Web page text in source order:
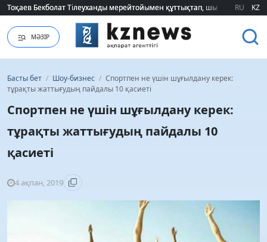
Тоқаев Бекболат Тілеуханды мерейтойымен құттықтап, шығармашылық
Тоқаев Бекболат Тілеуханды мерейтойымен құттықтап, шығармашылық
RU KZ
МӘЗІР
Басты бет / Шоу-бизнес / Спортпен не үшін шұғылдану керек:
тұрақты жаттығудың пайдалы 10 қасиеті
Спортпен не үшін шұғылдану керек:
тұрақты жаттығудың пайдалы 10
қасиеті
4 ақпан, 2019